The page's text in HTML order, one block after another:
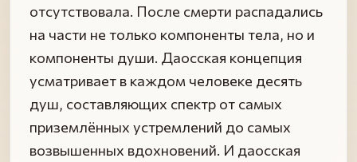
отсутствовала. После смерти распадались
на части не только компоненты тела, но и
компоненты души. Даосская концепция
усматривает в каждом человеке десять
душ, составляющих спектр от самых
приземлённых устремлений до самых
возвышенных вдохновений. И даосская